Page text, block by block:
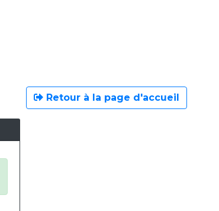
Retour à la page d'accueil